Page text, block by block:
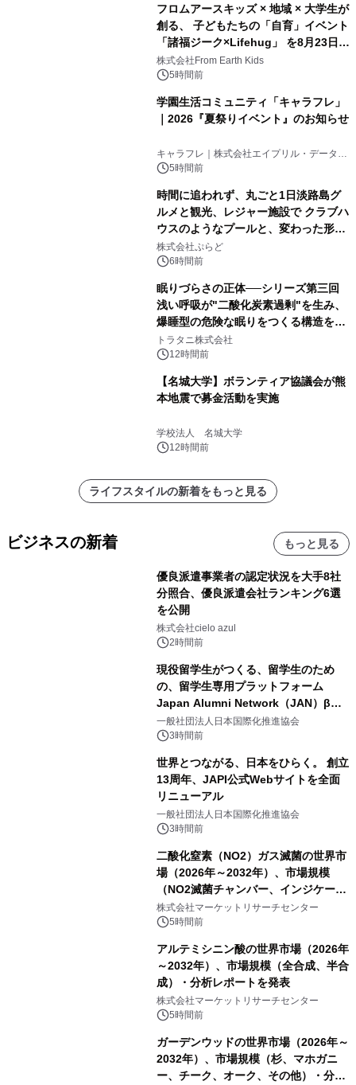
フロムアースキッズ × 地域 × 大学生が
創る、 子どもたちの「自育」イベント
「諸福ジーク×Lifehug」 を8月23日
(日)開催
株式会社From Earth Kids
5時間前
学園生活コミュニティ「キャラフレ」
｜2026『夏祭りイベント』のお知らせ
キャラフレ｜株式会社エイプリル・データ・
デザインズ
5時間前
時間に追われず、丸ごと1日淡路島グ
ルメと観光、レジャー施設で クラブハ
ウスのようなプールと、変わった形の
サウナも 「THE BOXY AWAJI」のお
得な素泊まり連泊プランで
株式会社ぷらど
6時間前
眠りづらさの正体──シリーズ第三回
浅い呼吸が"二酸化炭素過剰"を生み、
爆睡型の危険な眠りをつくる構造を解
説
トラタニ株式会社
12時間前
【名城大学】ボランティア協議会が熊
本地震で募金活動を実施
学校法人 名城大学
12時間前
ライフスタイルの新着をもっと見る
ビジネスの新着 もっと見る
優良派遣事業者の認定状況を大手8社
分照合、優良派遣会社ランキング6選
を公開
株式会社cielo azul
2時間前
現役留学生がつくる、留学生のため
の、留学生専用プラットフォーム
Japan Alumni Network（JAN）β版
をリリース
一般社団法人日本国際化推進協会
3時間前
世界とつながる、日本をひらく。 創立
13周年、JAPI公式Webサイトを全面
リニューアル
一般社団法人日本国際化推進協会
3時間前
二酸化窒素（NO2）ガス滅菌の世界市
場（2026年～2032年）、市場規模
（NO2滅菌チャンバー、インジケータ
ーおよびモニタリングシステム、その
他）・分析レポートを発表
株式会社マーケットリサーチセンター
5時間前
アルテミシニン酸の世界市場（2026年
～2032年）、市場規模（全合成、半合
成）・分析レポートを発表
株式会社マーケットリサーチセンター
5時間前
ガーデンウッドの世界市場（2026年～
2032年）、市場規模（杉、マホガニ
ー、チーク、オーク、その他）・分析